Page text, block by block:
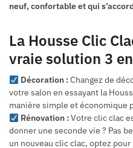
neuf, confortable et qui
La Housse Clic
vraie solution 3
Décoration :Changez de
votre salon en essayant la
manière simple et économique
Rénovation :Votre clic clac
donner une seconde vie ? Pas
un nouveau clic clac, optez